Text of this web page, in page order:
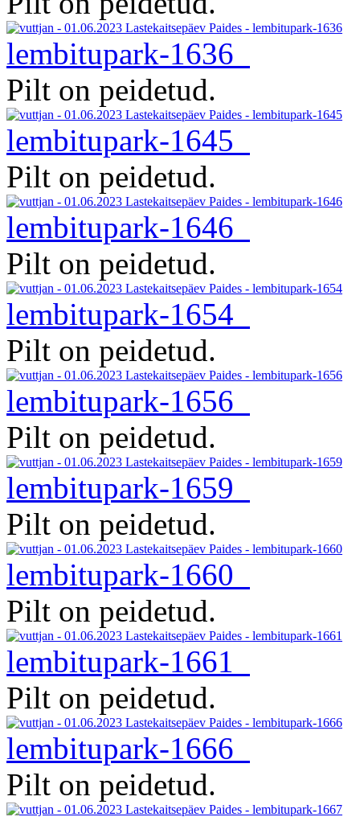
lembitupark-1636
Pilt on peidetud.
lembitupark-1645
Pilt on peidetud.
lembitupark-1646
Pilt on peidetud.
lembitupark-1654
Pilt on peidetud.
lembitupark-1656
Pilt on peidetud.
lembitupark-1659
Pilt on peidetud.
lembitupark-1660
Pilt on peidetud.
lembitupark-1661
Pilt on peidetud.
lembitupark-1666
Pilt on peidetud.